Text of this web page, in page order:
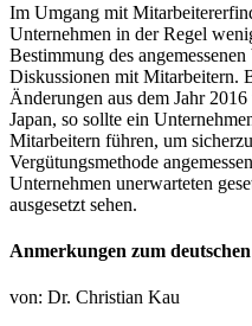
Im Umgang mit
Unternehmen in der Regel
Bestimmung des
Diskussionen mit Mitarbeitern.
Änderungen aus dem Jahr
Japan, so sollte ein
Mitarbeitern führen, um
Vergütungsmethode
Unternehmen unerwarteten
ausgesetzt sehen.
Anmerkungen zum
von: Dr. Christian Kau